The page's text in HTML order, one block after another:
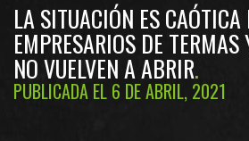
LA SITUACIÓN ES CAÓTICA
EMPRESARIOS DE
NO VUELVEN A ABRIR
PUBLICADA EL 6 DE ABRIL, 2021